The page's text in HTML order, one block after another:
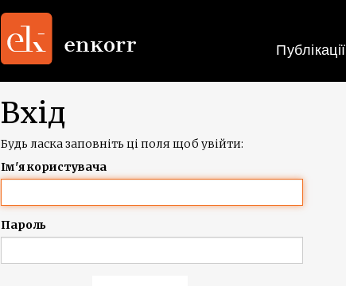
Публікації
Вхід
Будь ласка заповніть ці поля щоб увійти:
Ім'я користувача
Пароль